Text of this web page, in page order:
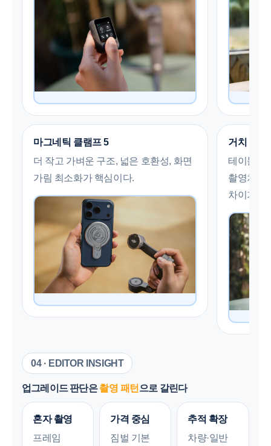
마그네틱 클램프 5
더 작고 가벼운 구조, 넓은 호환성, 화면
가림 최소화가 핵심이다.
거치 안정
테이블 촬
촬영처럼
차이가 커
04 · EDITOR INSIGHT
업그레이드 판단은촬영 패턴 으로 갈린다
혼자 촬영
프레임
가격 중심
짐벌 기본
추적 확장
차량·일반